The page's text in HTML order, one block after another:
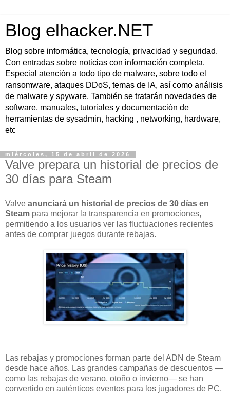
Blog elhacker.NET
Blog sobre informática, tecnología, privacidad y seguridad.
Con entradas sobre noticias con información completa.
Especial atención a todo tipo de malware, sobre todo el
ransomware, ataques DDoS, temas de IA, así como análisis
de malware y spyware. También se tratarán novedades de
software, manuales, tutoriales y documentación de
herramientas de sysadmin, hacking , networking, hardware,
etc
miércoles, 15 de abril de 2026
Valve prepara un historial de precios de
30 días para Steam
Valve anunciará un historial de precios de 30 días en
Steam para mejorar la transparencia en promociones,
permitiendo a los usuarios ver las fluctuaciones recientes
antes de comprar juegos durante rebajas.
Las rebajas y promociones forman parte del ADN de Steam
desde hace años. Las grandes campañas de descuentos —
como las rebajas de verano, otoño o invierno— se han
convertido en auténticos eventos para los jugadores de PC,